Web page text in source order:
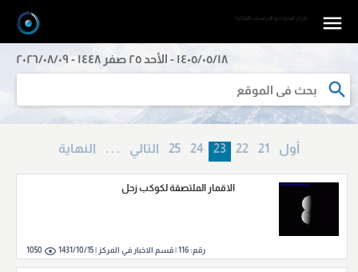
١٤٠٥/٠٥/١٨ - الأحد ٢٥ صفر ١٤٤٨ - ٢٠٢٦/٠٨/٠٩
مرکز البحوث و الدراسات الفلکیة
أول 21
22
23
24
25 التالي . . . النهایة
الاقمار الملتصقة لكوكب زحل
رقم:116
|قسم الاخبار في المركز |1431/10/15
1050